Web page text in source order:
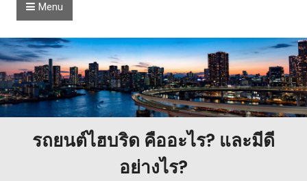
Menu
รถยนต์ไฮบริด คืออะไร? และมีดี
อย่างไร?